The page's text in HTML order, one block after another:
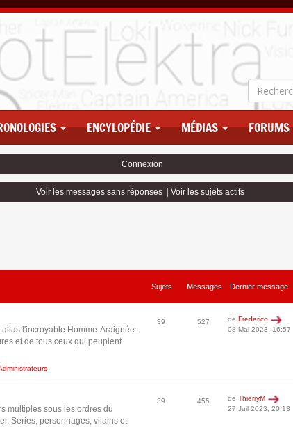
ENCYLOPÉDIE MÉDIAS FORUMS
Connexion
Voir les messages sans réponses Voir les sujets actifs
Sujets Messages Dernier message
alias l'incroyable Homme-Araignée.
et de tous ceux qui peuplent
39 527 de Frederico
08 Mai 2023, 16:57
multiples sous les ordres du
Séries, personnages, vilains et
39 455 de ThierryM
27 Juil 2023, 20:13